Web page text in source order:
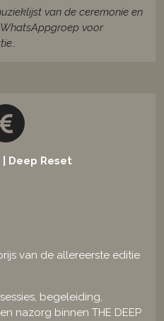
van de ceremonie en
voor
Deep Reset
van de allereerste editie
begeleiding,
nazorg binnen THE DEEP